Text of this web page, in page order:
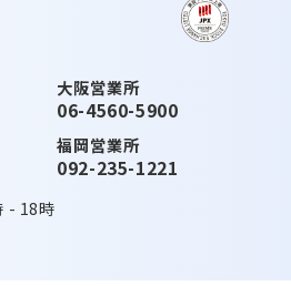
他のサポート
ート
されるお客さま
（メディア）
大阪営業所
06-4560-5900
福岡営業所
092-235-1221
- 18時